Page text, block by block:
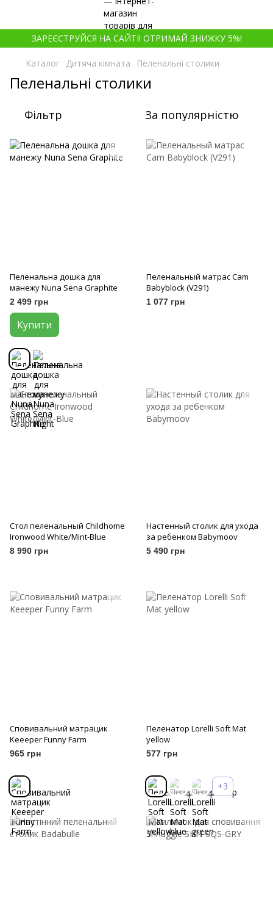
ЗАРЕЄСТРУЙСЯ НА САЙТІ! ОТРИМАЙ ЗНИЖКУ 5%!
Каталог Дитяча кімната Пеленальні столики
Пеленальні столики
Фільтр За популярністю
Пеленальна дошка для
манежу Nuna Sena Graphite
2 499 грн
Купити
Пеленальный матрас Cam
Babyblock (V291)
1 077 грн
Стол пеленальный Childhome
Ironwood White/Mint-Blue
8 990 грн
Настенный столик для ухода
за ребенком Babymoov
5 490 грн
Сповивальний матрацик
Keeeper Funny Farm
965 грн
Пеленатор Lorelli Soft Mat
yellow
577 грн
+3